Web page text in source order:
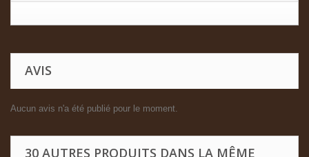
AVIS
Aucun avis n'a été publié pour le moment.
30 AUTRES PRODUITS DANS LA MÊME